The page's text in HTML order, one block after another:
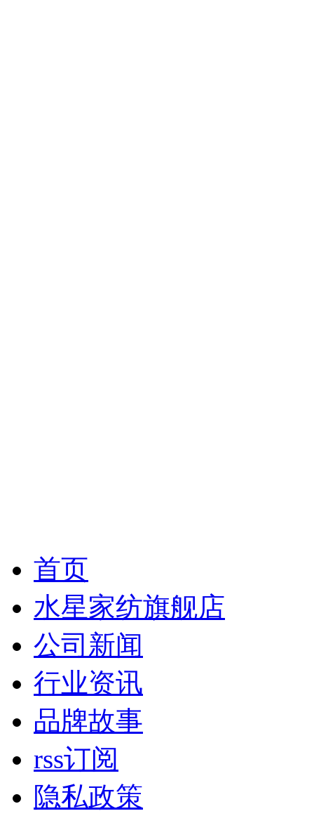
首页
水星家纺旗舰店
公司新闻
行业资讯
品牌故事
rss订阅
隐私政策